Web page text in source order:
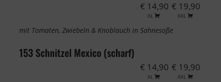
€ 14,90
XL
€ 19,90
XXL
mit Tomaten, Zwiebeln & Knoblauch in Sahnesoße
153 Schnitzel Mexico (scharf)
€ 14,90
XL
€ 19,90
XXL